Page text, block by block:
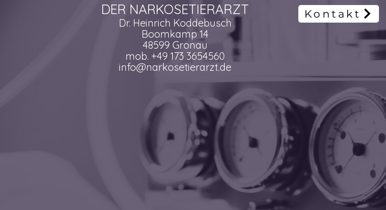
DER NARKOSETIERARZT
Dr. Heinrich Koddebusch
Boomkamp 14
48599 Gronau
mob. +49 173 3654560
info@narkosetierarzt.de
Kontakt